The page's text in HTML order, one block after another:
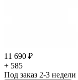
11 690 ₽
+ 585
Под заказ 2-3 недели